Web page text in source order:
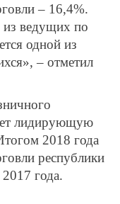
– 16,4%.
из ведущих по
одной из
– отметил
лидирующую
2018 года
республики
года.